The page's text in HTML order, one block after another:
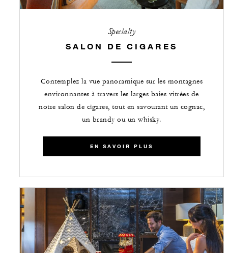
Specialty
SALON DE CIGARES
Contemplez la vue panoramique sur les montagnes
environnantes à travers les larges baies vitrées de
notre salon de cigares, tout en savourant un cognac,
un brandy ou un whisky.
EN SAVOIR PLUS